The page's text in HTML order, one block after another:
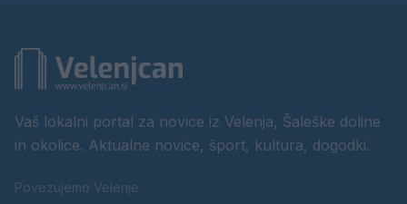
Vaš lokalni portal za novice iz Velenja, Šaleške doline
in okolice. Aktualne novice, šport, kultura, dogodki.
Povezujemo Velenje.